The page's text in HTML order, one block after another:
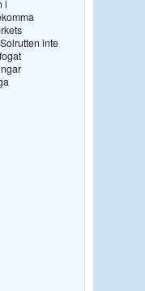
i
inte